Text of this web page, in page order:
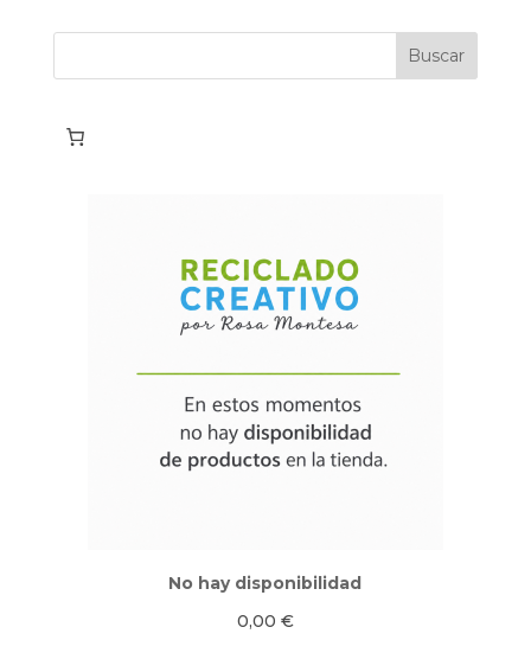
No hay disponibilidad
0,00 €